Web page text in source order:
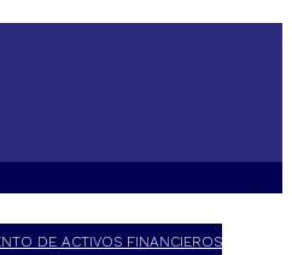
DE ACTIVOS FINANCIEROS